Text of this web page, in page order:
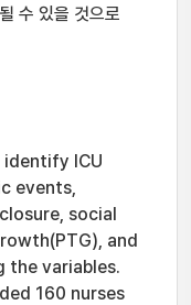
수 있을 것으로
ICU
events,
social
and
the variables.
160 nurses